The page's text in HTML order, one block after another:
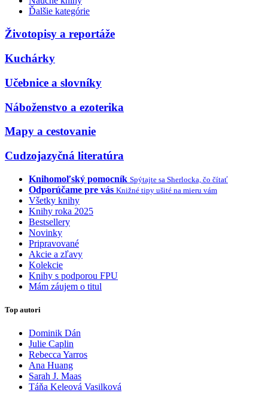
Ďalšie kategórie
Životopisy a reportáže
Kuchárky
Učebnice a slovníky
Náboženstvo a ezoterika
Mapy a cestovanie
Cudzojazyčná literatúra
Knihomoľský pomocník Spýtajte sa Sherlocka, čo čítať
Odporúčame pre vás Knižné tipy ušité na mieru vám
Všetky knihy
Knihy roka 2025
Bestsellery
Novinky
Pripravované
Akcie a zľavy
Kolekcie
Knihy s podporou FPU
Mám záujem o titul
Top autori
Dominik Dán
Julie Caplin
Rebecca Yarros
Ana Huang
Sarah J. Maas
Táňa Keleová Vasilková